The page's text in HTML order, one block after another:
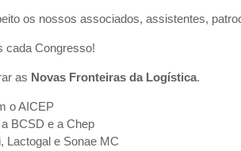
os nossos associados, assistentes,
cada Congresso!
as Novas Fronteiras da Logística.
o AICEP
BCSD e a Chep
Lactogal e Sonae MC